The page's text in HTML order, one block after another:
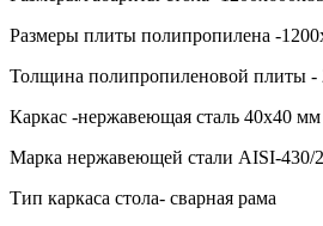
Размеры плиты полипропилена -
Толщина полипропиленовой плиты -
Каркас -нержавеющая сталь 40х40 мм
Марка нержавеющей стали AISI-430/
Тип каркаса стола- сварная рама